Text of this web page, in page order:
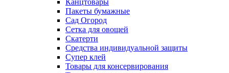
Пакеты бумажные
Сад Огород
Сетка для овощей
Скатерти
Средства индивидуальной защиты
Супер клей
Товары для консервирования